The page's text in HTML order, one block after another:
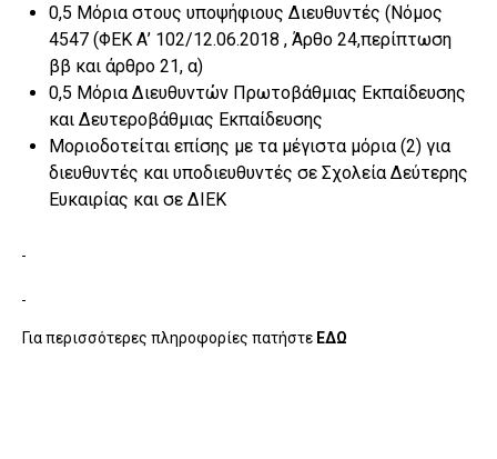
0,5 Μόρια στους υποψήφιους Διευθυντές (Nόμος
4547 (ΦΕΚ Α’ 102/12.06.2018 , Άρθο 24,περίπτωση
ββ και άρθρο 21, α)
0,5 Μόρια Διευθυντών Πρωτοβάθμιας Εκπαίδευσης
και Δευτεροβάθμιας Εκπαίδευσης
Μοριοδοτείται επίσης με τα μέγιστα μόρια (2) για
διευθυντές και υποδιευθυντές σε Σχολεία Δεύτερης
Ευκαιρίας και σε ΔΙΕΚ
Για περισσότερες πληροφορίες πατήστε ΕΔΩ